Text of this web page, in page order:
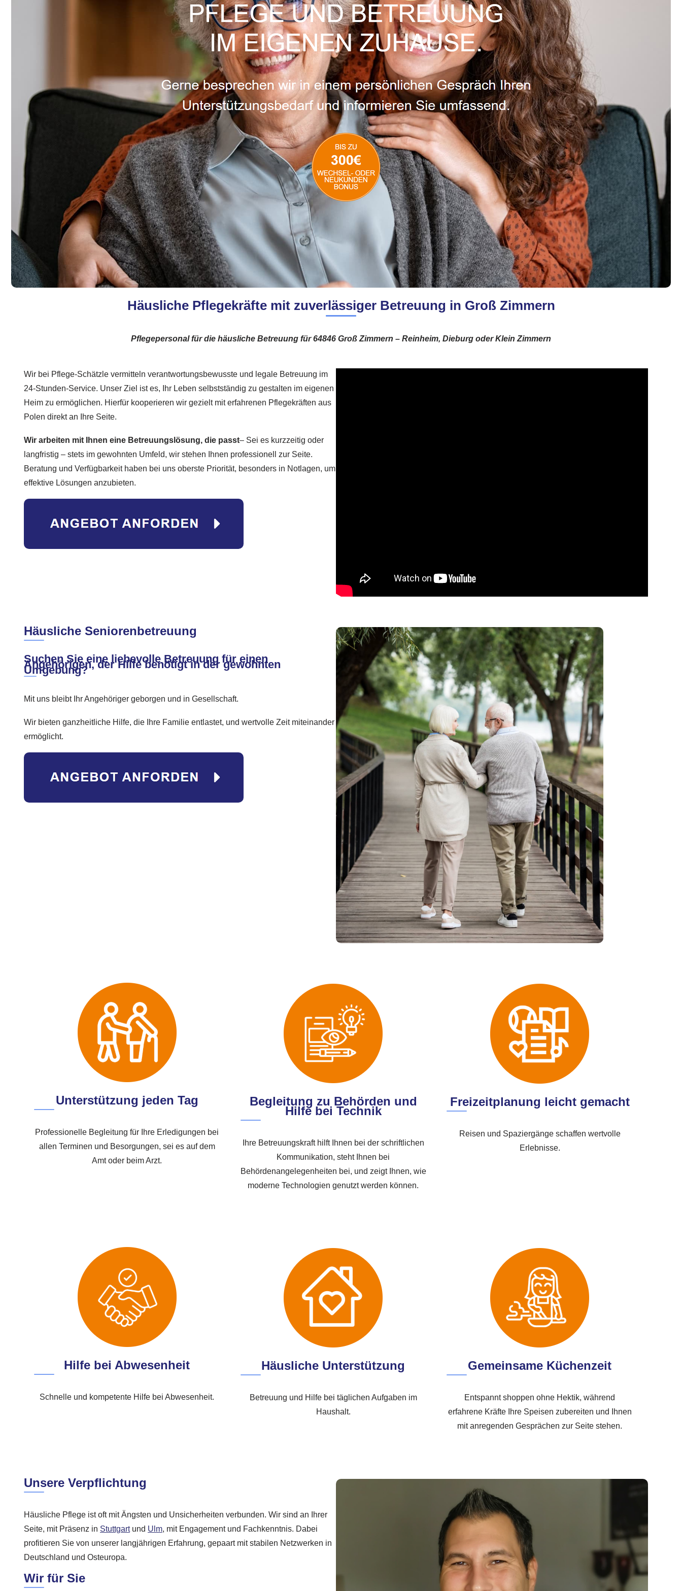
Häusliche Pflegekräfte mit zuverlässiger Betreuung in Groß Zimmern
Pflegepersonal für die häusliche Betreuung für 64846 Groß Zimmern – Reinheim, Dieburg oder Klein Zimmern
Wir bei Pflege-Schätzle vermitteln verantwortungsbewusste und legale Betreuung im
24-Stunden-Service. Unser Ziel ist es, Ihr Leben selbstständig zu gestalten im eigenen
Heim zu ermöglichen. Hierfür kooperieren wir gezielt mit erfahrenen Pflegekräften aus
Polen direkt an Ihre Seite.
Wir arbeiten mit Ihnen eine Betreuungslösung, die passt– Sei es kurzzeitig oder
langfristig – stets im gewohnten Umfeld, wir stehen Ihnen professionell zur Seite.
Beratung und Verfügbarkeit haben bei uns oberste Priorität, besonders in Notlagen, um
effektive Lösungen anzubieten.
Häusliche Seniorenbetreuung
Suchen Sie eine liebevolle Betreuung für einen
Angehörigen, der Hilfe benötigt in der gewohnten
Umgebung?
Mit uns bleibt Ihr Angehöriger geborgen und in Gesellschaft.
Wir bieten ganzheitliche Hilfe, die Ihre Familie entlastet, und wertvolle Zeit miteinander
ermöglicht.
Unterstützung jeden Tag
Professionelle Begleitung für Ihre Erledigungen bei
allen Terminen und Besorgungen, sei es auf dem
Amt oder beim Arzt.
Begleitung zu Behörden und
Hilfe bei Technik
Ihre Betreuungskraft hilft Ihnen bei der schriftlichen
Kommunikation, steht Ihnen bei
Behördenangelegenheiten bei, und zeigt Ihnen, wie
moderne Technologien genutzt werden können.
Freizeitplanung leicht gemacht
Reisen und Spaziergänge schaffen wertvolle
Erlebnisse.
Hilfe bei Abwesenheit
Schnelle und kompetente Hilfe bei Abwesenheit.
Häusliche Unterstützung
Betreuung und Hilfe bei täglichen Aufgaben im
Haushalt.
Gemeinsame Küchenzeit
Entspannt shoppen ohne Hektik, während
erfahrene Kräfte Ihre Speisen zubereiten und Ihnen
mit anregenden Gesprächen zur Seite stehen.
Unsere Verpflichtung
Häusliche Pflege ist oft mit Ängsten und Unsicherheiten verbunden. Wir sind an Ihrer
Seite, mit Präsenz in Stuttgartund Ulm, mit Engagement und Fachkenntnis. Dabei
profitieren Sie von unserer langjährigen Erfahrung, gepaart mit stabilen Netzwerken in
Deutschland und Osteuropa.
Wir für Sie